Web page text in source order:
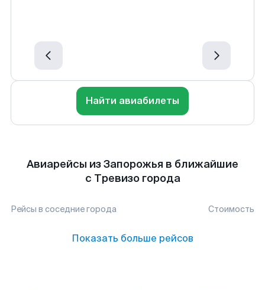
Найти авиабилеты
Авиарейсы из Запорожья в ближайшие
с Тревизо города
Рейсы в соседние города Стоимость
Показать больше рейсов